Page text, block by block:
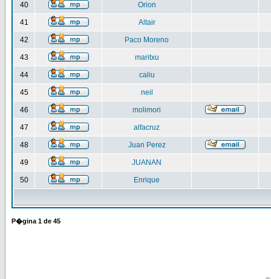
40 Orion
41 Altair
42 Paco Moreno
43 maritxu
44 caliu
45 neil
46 molimori
47 alfacruz
48 Juan Perez
49 JUANAN
50 Enrique
P�gina 1 de 45